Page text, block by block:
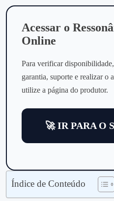
Acessar o
Online
Para verificar
garantia, suporte e realizar o
utilize a página do produtor.
🚀 IR PARA O
Índice de Conteúdo